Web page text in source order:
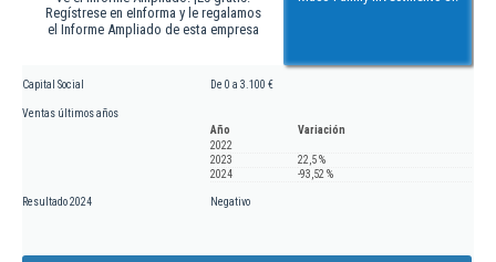
Regístrese en eInforma y le regalamos
el Informe Ampliado de esta empresa
Capital Social De 0 a 3.100 €
Ventas últimos años
Año
Variación
2022
2023
22,5 %
2024
-93,52 %
Resultado 2024 Negativo